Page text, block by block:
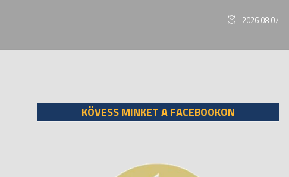
2026 08 07
KÖVESS MINKET A FACEBOOKON